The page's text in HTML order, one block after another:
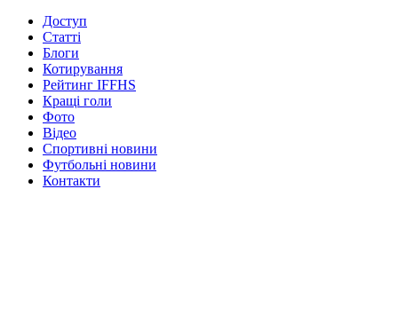
Доступ
Статті
Блоги
Котирування
Рейтинг IFFHS
Кращі голи
Фото
Відео
Спортивні новини
Футбольні новини
Контакти